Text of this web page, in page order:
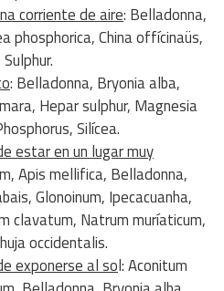
corriente de aire: Belladonna,
phosphorica, China offícinaüs,
: Belladonna, Bryonia alba,
Hepar sulphur, Magnesia
Silícea.
estar en un lugar muy
Apis mellifica, Belladonna,
Glonoinum, Ipecacuanha,
clavatum, Natrum muríaticum,
occidentalis.
exponerse al sol: Aconitum